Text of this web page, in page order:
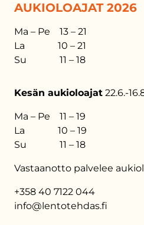
AUKIOLOAJAT 2026
Ma – Pe 13 – 21
La 10 – 21
Su 11 – 18
Kesän aukioloajat 22.6.-
Ma – Pe 11 – 19
La 10 – 19
Su 11 – 18
Vastaanotto palvelee
+358 40 7122 044
info@lentotehdas.fi